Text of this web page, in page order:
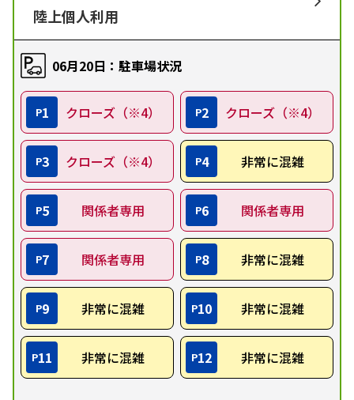
陸上個人利用
06月20日：駐車場状況
P1 クローズ（※4） P2 クローズ（※4）
P3 クローズ（※4） P4 非常に混雑
P5 関係者専用 P6 関係者専用
P7 関係者専用 P8 非常に混雑
P9 非常に混雑 P10 非常に混雑
P11 非常に混雑 P12 非常に混雑